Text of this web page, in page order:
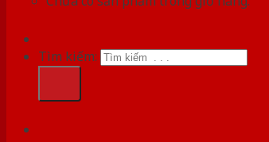
Tìm kiếm: